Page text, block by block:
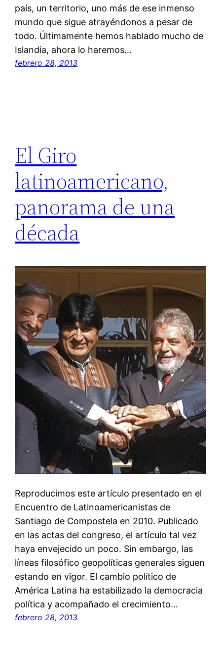
país, un territorio, uno más de ese inmenso
mundo que sigue atrayéndonos a pesar de
todo. Últimamente hemos hablado mucho de
Islandia, ahora lo haremos…
febrero 28, 2013
El Giro
latinoamericano,
panorama de una
década
Reproducimos este artículo presentado en el
Encuentro de Latinoamericanistas de
Santiago de Compostela en 2010. Publicado
en las actas del congreso, el artículo tal vez
haya envejecido un poco. Sin embargo, las
líneas filosófico geopolíticas generales siguen
estando en vigor. El cambio político de
América Latina ha estabilizado la democracia
política y acompañado el crecimiento…
febrero 28, 2013